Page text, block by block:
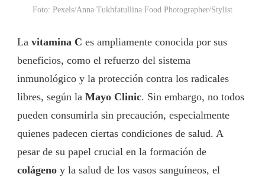
Foto: Pexels/Anna Tukhfatullina Food Photographer/Stylist
La vitamina C es ampliamente conocida por sus
beneficios, como el refuerzo del sistema
inmunológico y la protección contra los radicales
libres, según la Mayo Clinic. Sin embargo, no todos
pueden consumirla sin precaución, especialmente
quienes padecen ciertas condiciones de salud. A
pesar de su papel crucial en la formación de
colágeno y la salud de los vasos sanguíneos, el